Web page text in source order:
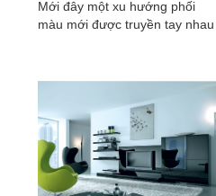
Mới đây một xu hướng phối
màu mới được truyền tay nhau
Ombre, cách phối màu sắc tinh
tế sao cho màu sắc chuyển
từ tông nhạt sang đậm, từ
sang tối hay ngược lại. Cùng
tìm hiểu phong các này qua
việc ...